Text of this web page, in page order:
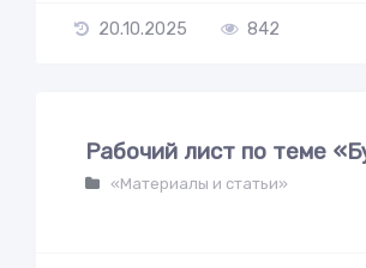
20.10.2025 842
Рабочий лист по теме
«Материалы и статьи»